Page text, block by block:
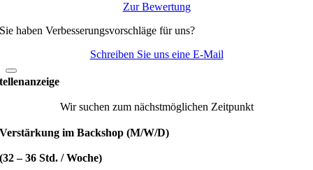
Zur Bewertung
Sie haben Verbesserungsvorschläge für uns?
Schreiben Sie uns eine E-Mail
Wir suchen zum nächstmöglichen Zeitpunkt
Verstärkung im Backshop (M/W/D)
(32 – 36 Std. / Woche)